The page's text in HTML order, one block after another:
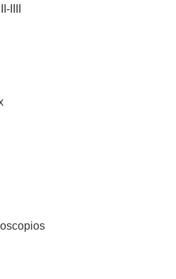
IIII